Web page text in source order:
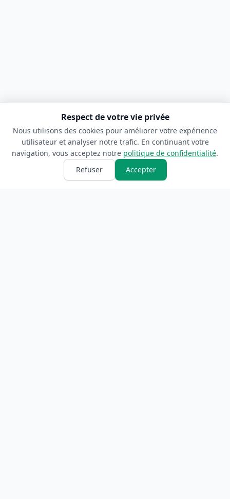
Respect de votre vie privée
Nous utilisons des cookies pour améliorer votre expérience
utilisateur et analyser notre trafic. En continuant votre
navigation, vous acceptez notre politique de confidentialité.
Refuser
Accepter